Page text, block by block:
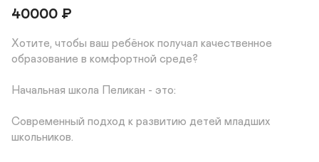
40000 ₽
Хотите, чтобы ваш ребёнок получал качественное
образование в комфортной среде?
Начальная школа Пеликан - это:
Современный подход к развитию детей младших
школьников.